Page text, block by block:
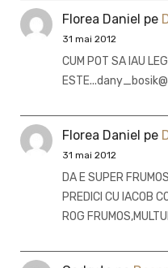
Florea Daniel pe
31 mai 2012
CUM POT SA IAU
Florea Daniel pe
31 mai 2012
DA E SUPER
PREDICI CU IACOB
ROG